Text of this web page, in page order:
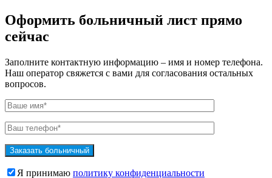
Оформить больничный лист прямо
сейчас
Заполните контактную информацию – имя и номер телефона.
Наш оператор свяжется с вами для согласования остальных
вопросов.
Я принимаю политику конфиденциальности